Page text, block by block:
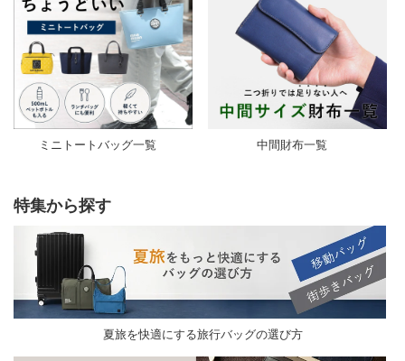
ミニトートバッグ一覧 中間財布一覧
特集から探す
夏旅を快適にする旅行バッグの選び方